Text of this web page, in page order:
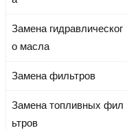
Замена гидравлическог
о масла
Замена фильтров
Замена топливных фил
ьтров